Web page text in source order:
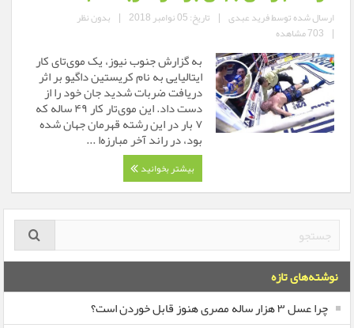
ارسال شده توسطفرید عبدی | تاریخ: 05 نوامبر 2018 | بدون نظر
| 703 مشاهده
به گزارش جنوب نیوز، یک موی‌تای کار
ایتالیایی به نام کریستین داگیو بر اثر
دریافت ضربات شدید جان خود را از
دست داد. این موی‌تار کار ۴۹ ساله که
۷ بار در این رشته قهرمان جهان شده
بود، در راند آخر مبارزه‌ا ...
بیشتر بخوانید
نوشته‌های تازه
چرا عسل ۳ هزار ساله‌ مصری هنوز قابل خوردن است؟